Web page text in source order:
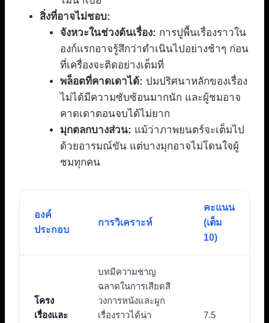
สิ่งที่อาจไม่ชอบ:
จังหวะในช่วงต้นเรื่อง: การปูพื้นเรื่องราวใน
องก์แรกอาจรู้สึกว่าดำเนินไปอย่างช้าๆ ก่อน
ที่เครื่องจะติดอย่างเต็มที่
พล็อตที่คาดเดาได้: ปมปริศนาหลักของเรื่อง
ไม่ได้มีความซับซ้อนมากนัก และผู้ชมอาจ
คาดเดาตอนจบได้ไม่ยาก
มุกตลกบางส่วน: แม้ว่าภาพยนตร์จะเต็มไป
ด้วยอารมณ์ขัน แต่บางมุกอาจไม่โดนใจผู้
ชมทุกคน
องค์
ประกอบ
การวิเคราะห์
คะแนน
(เต็ม
10)
โครง
เรื่องและ
บทมีความชาญ
ฉลาดในการเสียดสี
วงการหนังและผูก
เรื่องราวได้น่า
7.5